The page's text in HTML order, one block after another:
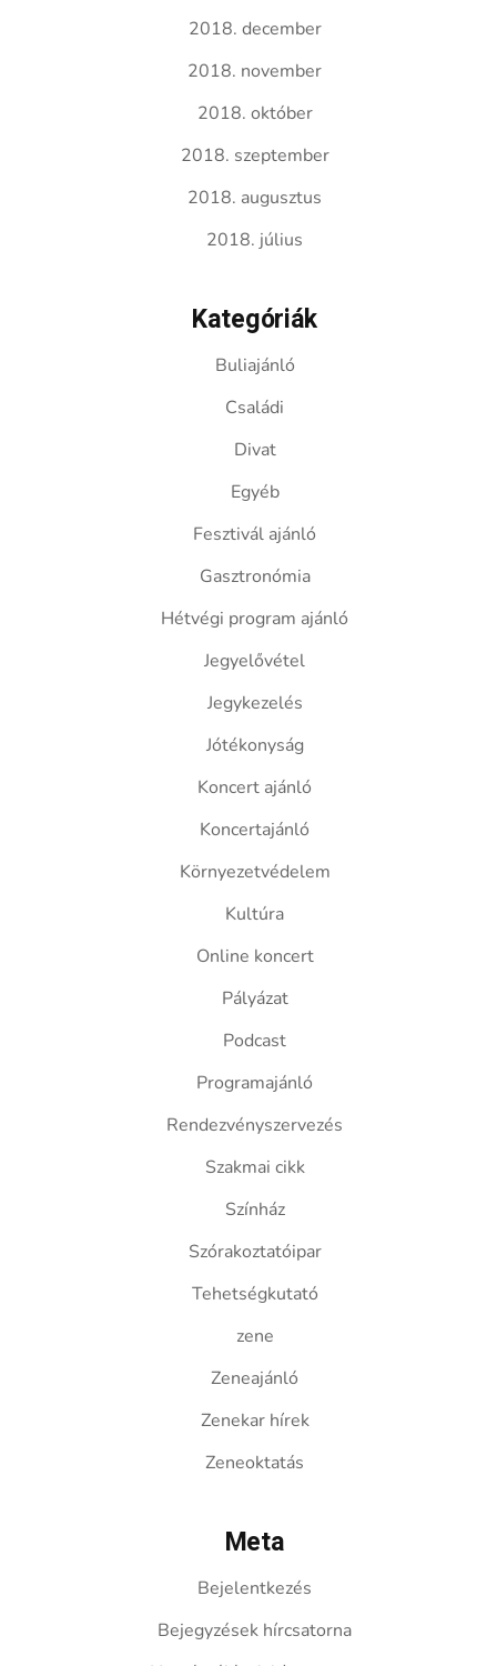
2018. december
2018. november
2018. október
2018. szeptember
2018. augusztus
2018. július
Kategóriák
Buliajánló
Családi
Divat
Egyéb
Fesztivál ajánló
Gasztronómia
Hétvégi program ajánló
Jegyelővétel
Jegykezelés
Jótékonyság
Koncert ajánló
Koncertajánló
Környezetvédelem
Kultúra
Online koncert
Pályázat
Podcast
Programajánló
Rendezvényszervezés
Szakmai cikk
Színház
Szórakoztatóipar
Tehetségkutató
zene
Zeneajánló
Zenekar hírek
Zeneoktatás
Meta
Bejelentkezés
Bejegyzések hírcsatorna